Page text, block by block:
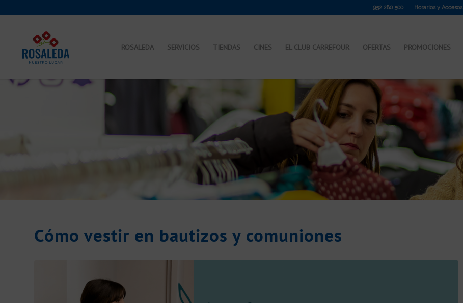
952 280 500 Horarios y Accesos
ROSALEDA SERVICIOS TIENDAS CINES EL CLUB CARREFOUR OFERTAS PROMOCIONES
Cómo vestir en bautizos y comuniones